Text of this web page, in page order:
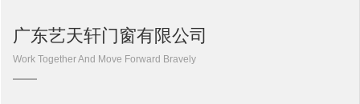
广东艺天轩门窗有限公司
Work Together And Move Forward Bravely